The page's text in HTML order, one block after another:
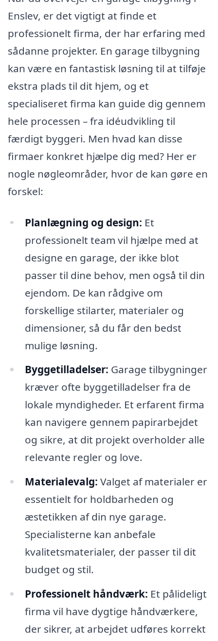
Enslev, er det vigtigt at finde et
professionelt firma, der har erfaring med
sådanne projekter. En garage tilbygning
kan være en fantastisk løsning til at tilføje
ekstra plads til dit hjem, og et
specialiseret firma kan guide dig gennem
hele processen – fra idéudvikling til
færdigt byggeri. Men hvad kan disse
firmaer konkret hjælpe dig med? Her er
nogle nøgleområder, hvor de kan gøre en
forskel:
Planlægning og design: Et
professionelt team vil hjælpe med at
designe en garage, der ikke blot
passer til dine behov, men også til din
ejendom. De kan rådgive om
forskellige stilarter, materialer og
dimensioner, så du får den bedst
mulige løsning.
Byggetilladelser: Garage tilbygninger
kræver ofte byggetilladelser fra de
lokale myndigheder. Et erfarent firma
kan navigere gennem papirarbejdet
og sikre, at dit projekt overholder alle
relevante regler og love.
Materialevalg: Valget af materialer er
essentielt for holdbarheden og
æstetikken af din nye garage.
Specialisterne kan anbefale
kvalitetsmaterialer, der passer til dit
budget og stil.
Professionelt håndværk: Et pålideligt
firma vil have dygtige håndværkere,
der sikrer, at arbejdet udføres korrekt